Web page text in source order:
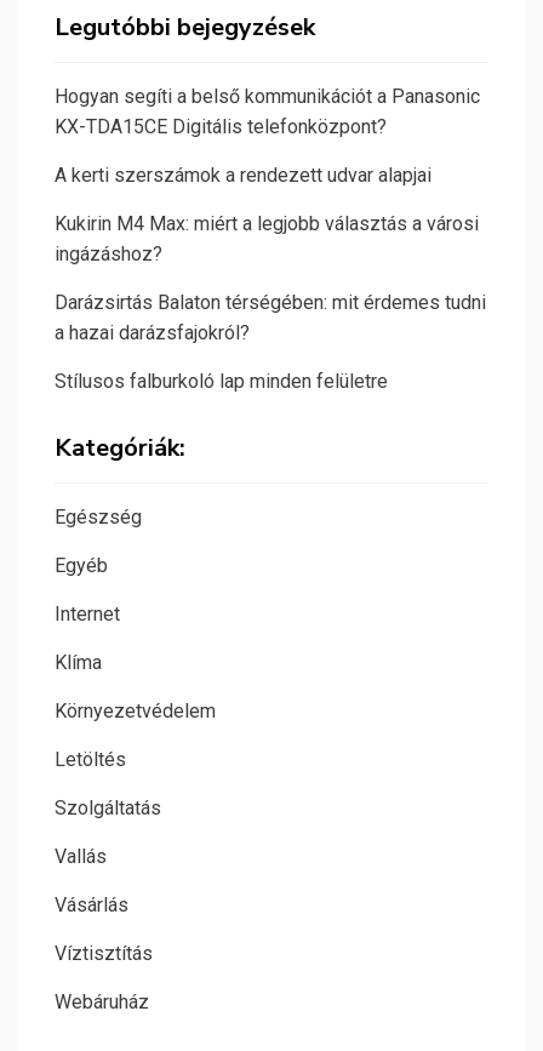
Legutóbbi bejegyzések
Hogyan segíti a belső kommunikációt a Panasonic
KX-TDA15CE Digitális telefonközpont?
A kerti szerszámok a rendezett udvar alapjai
Kukirin M4 Max: miért a legjobb választás a városi
ingázáshoz?
Darázsirtás Balaton térségében: mit érdemes tudni
a hazai darázsfajokról?
Stílusos falburkoló lap minden felületre
Kategóriák:
Egészség
Egyéb
Internet
Klíma
Környezetvédelem
Letöltés
Szolgáltatás
Vallás
Vásárlás
Víztisztítás
Webáruház